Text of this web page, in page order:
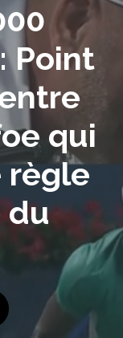
Point
qui
règle
du